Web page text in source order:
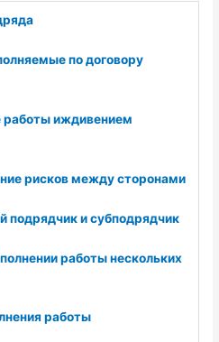
по договору
работы иждивением
рисков между сторонами
подрядчик и субподрядчик
работы нескольких
работы